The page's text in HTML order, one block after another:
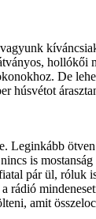
De
húsvétot
Leginkább
is
pár ül,
amit